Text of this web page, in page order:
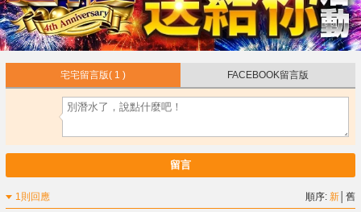
宅宅留言版( 1 ) FACEBOOK留言版
留言
1則回應 順序:新 │舊